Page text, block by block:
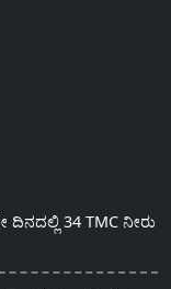
34 TMC ನೀರು